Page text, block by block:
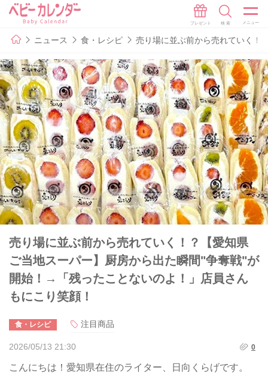
ニュース 食・レシピ 売り場に並ぶ前から売れていく！
売り場に並ぶ前から売れていく！？【愛知県
ご当地スーパー】厨房から出た瞬間"争奪戦"が
開始！→「残ったことないのよ！」店員さん
もにこり笑顔！
食・レシピ 注目商品
2026/05/13 21:30 0
こんにちは！愛知県在住のライター、日向くらげです。